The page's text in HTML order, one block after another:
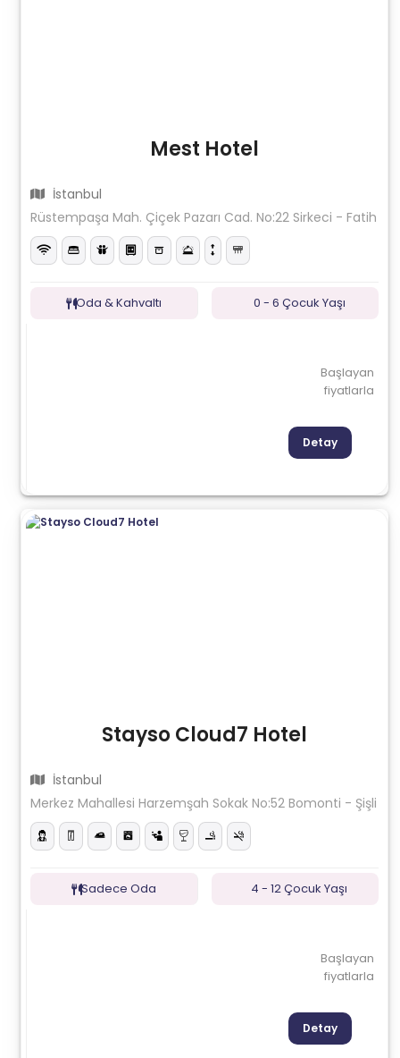
Mest Hotel
İstanbul
Rüstempaşa Mah. Çiçek Pazarı Cad. No:22 Sirkeci - Fatih
Oda & Kahvaltı 0 - 6 Çocuk Yaşı
Başlayan
fiyatlarla
Detay
Stayso Cloud7 Hotel
İstanbul
Merkez Mahallesi Harzemşah Sokak No:52 Bomonti - Şişli
Sadece Oda 4 - 12 Çocuk Yaşı
Başlayan
fiyatlarla
Detay